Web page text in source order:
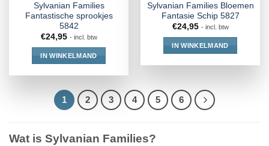
Sylvanian Families
Fantastische sprookjes
5842
€24,95 - incl. btw
IN WINKELMAND
Sylvanian Families Bloemen
Fantasie Schip 5827
€24,95 - incl. btw
IN WINKELMAND
1 2 3 4 5 6
Wat is Sylvanian Families?